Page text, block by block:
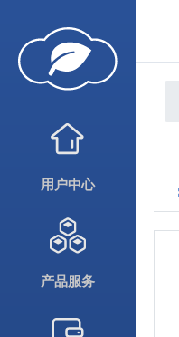
用户中心
产品服务